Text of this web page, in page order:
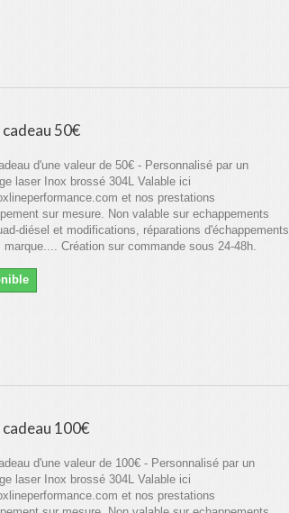
50€
d'une valeur de 50€ - Personnalisé par un
laser Inox brossé 304L Valable ici
et nos prestations
sur mesure. Non valable sur echappements
diésel et modifications, réparations d'échappements
marque.... Création sur commande sous 24-48h.
100€
d'une valeur de 100€ - Personnalisé par un
laser Inox brossé 304L Valable ici
et nos prestations